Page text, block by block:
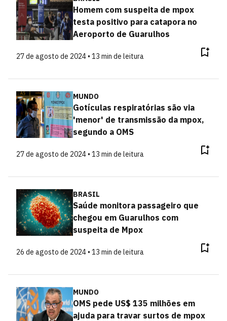
Homem com suspeita de mpox
testa positivo para catapora no
Aeroporto de Guarulhos
27 de agosto de 2024 • 13 min de leitura
MUNDO
Gotículas respiratórias são via
'menor' de transmissão da mpox,
segundo a OMS
27 de agosto de 2024 • 13 min de leitura
BRASIL
Saúde monitora passageiro que
chegou em Guarulhos com
suspeita de Mpox
26 de agosto de 2024 • 13 min de leitura
MUNDO
OMS pede US$ 135 milhões em
ajuda para travar surtos de mpox